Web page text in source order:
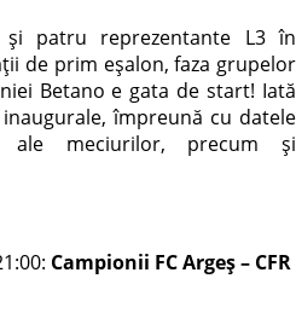
patru reprezentante L3 în
de prim eșalon, faza grupelor
Betano e gata de start! Iată
împreună cu datele
meciurilor, precum și
Campionii FC Argeș – CFR